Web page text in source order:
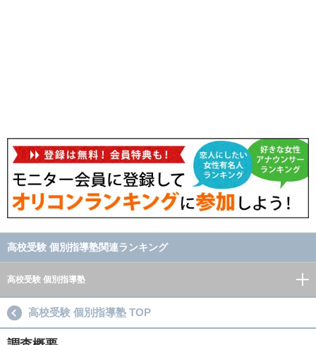
高校受験 個別指導塾関連ランキング
高校受験 個別指導塾
高校受験 個別指導塾 TOP